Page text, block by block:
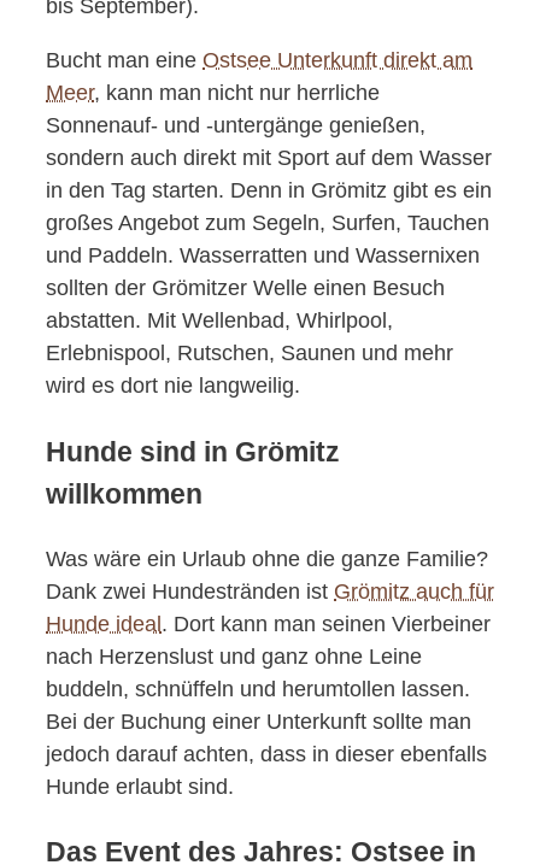
bis September).
Bucht man eine Ostsee Unterkunft direkt am
Meer, kann man nicht nur herrliche
Sonnenauf- und -untergänge genießen,
sondern auch direkt mit Sport auf dem Wasser
in den Tag starten. Denn in Grömitz gibt es ein
großes Angebot zum Segeln, Surfen, Tauchen
und Paddeln. Wasserratten und Wassernixen
sollten der Grömitzer Welle einen Besuch
abstatten. Mit Wellenbad, Whirlpool,
Erlebnispool, Rutschen, Saunen und mehr
wird es dort nie langweilig.
Hunde sind in Grömitz
willkommen
Was wäre ein Urlaub ohne die ganze Familie?
Dank zwei Hundestränden ist Grömitz auch für
Hunde ideal. Dort kann man seinen Vierbeiner
nach Herzenslust und ganz ohne Leine
buddeln, schnüffeln und herumtollen lassen.
Bei der Buchung einer Unterkunft sollte man
jedoch darauf achten, dass in dieser ebenfalls
Hunde erlaubt sind.
Das Event des Jahres: Ostsee in